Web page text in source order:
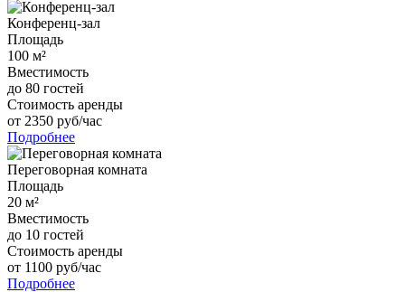
Конференц-зал
Площадь
100 м²
Вместимость
до 80 гостей
Стоимость аренды
от 2350 руб/час
Подробнее
Переговорная комната
Площадь
20 м²
Вместимость
до 10 гостей
Стоимость аренды
от 1100 руб/час
Подробнее